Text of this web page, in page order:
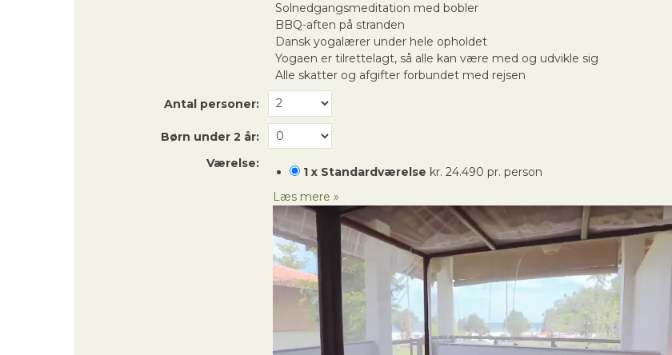
Solnedgangsmeditation med bobler
BBQ-aften på stranden
Dansk yogalærer under hele opholdet
Yogaen er tilrettelagt, så alle kan være med og udvikle sig
Alle skatter og afgifter forbundet med rejsen
Antal personer:
Børn under 2 år:
Værelse:
1 x Standardværelse kr. 24.490 pr. person
Læs mere »